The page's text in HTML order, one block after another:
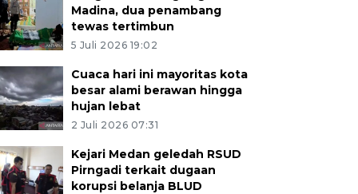
Madina, dua penambang
tewas tertimbun
5 Juli 2026 19:02
Cuaca hari ini mayoritas kota
besar alami berawan hingga
hujan lebat
2 Juli 2026 07:31
Kejari Medan geledah RSUD
Pirngadi terkait dugaan
korupsi belanja BLUD